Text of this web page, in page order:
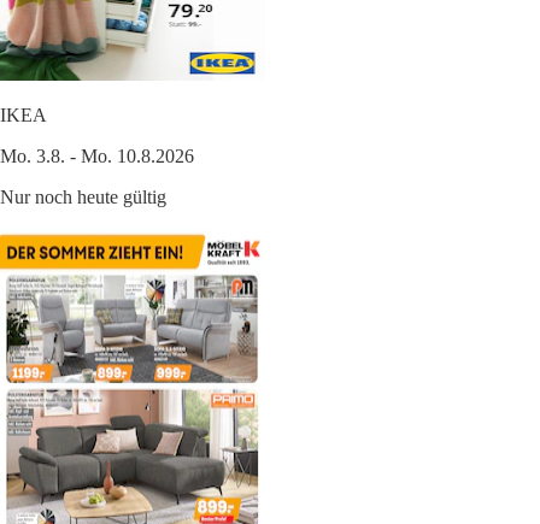
IKEA
Mo. 3.8. - Mo. 10.8.2026
Nur noch heute gültig